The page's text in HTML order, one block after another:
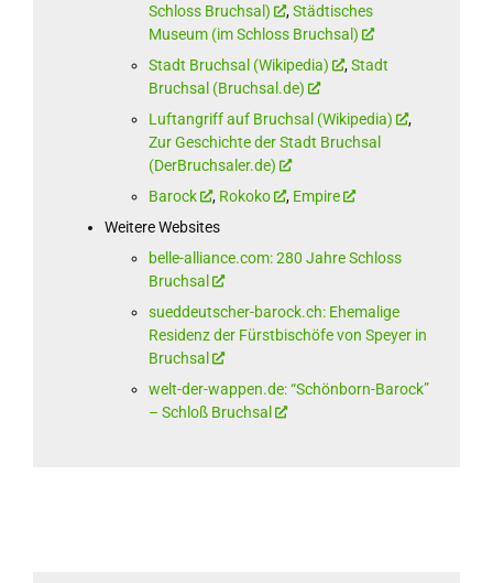
Schloss Bruchsal)
,Städtisches
Museum (im Schloss Bruchsal)
Stadt Bruchsal (Wikipedia)
,Stadt
Bruchsal (Bruchsal.de)
Luftangriff auf Bruchsal (Wikipedia)
,
Zur Geschichte der Stadt Bruchsal
(DerBruchsaler.de)
Barock
, Rokoko , Empire
Weitere Websites
belle-alliance.com: 280 Jahre Schloss
Bruchsal
sueddeutscher-barock.ch: Ehemalige
Residenz der Fürstbischöfe von Speyer in
Bruchsal
welt-der-wappen.de: “Schönborn-Barock”
– Schloß Bruchsal